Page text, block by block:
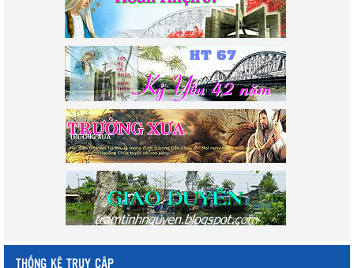
THỐNG KÊ TRUY CẬP